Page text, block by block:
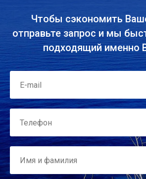
Чтобы сэкономить
отправьте запрос и мы
подходящий именно